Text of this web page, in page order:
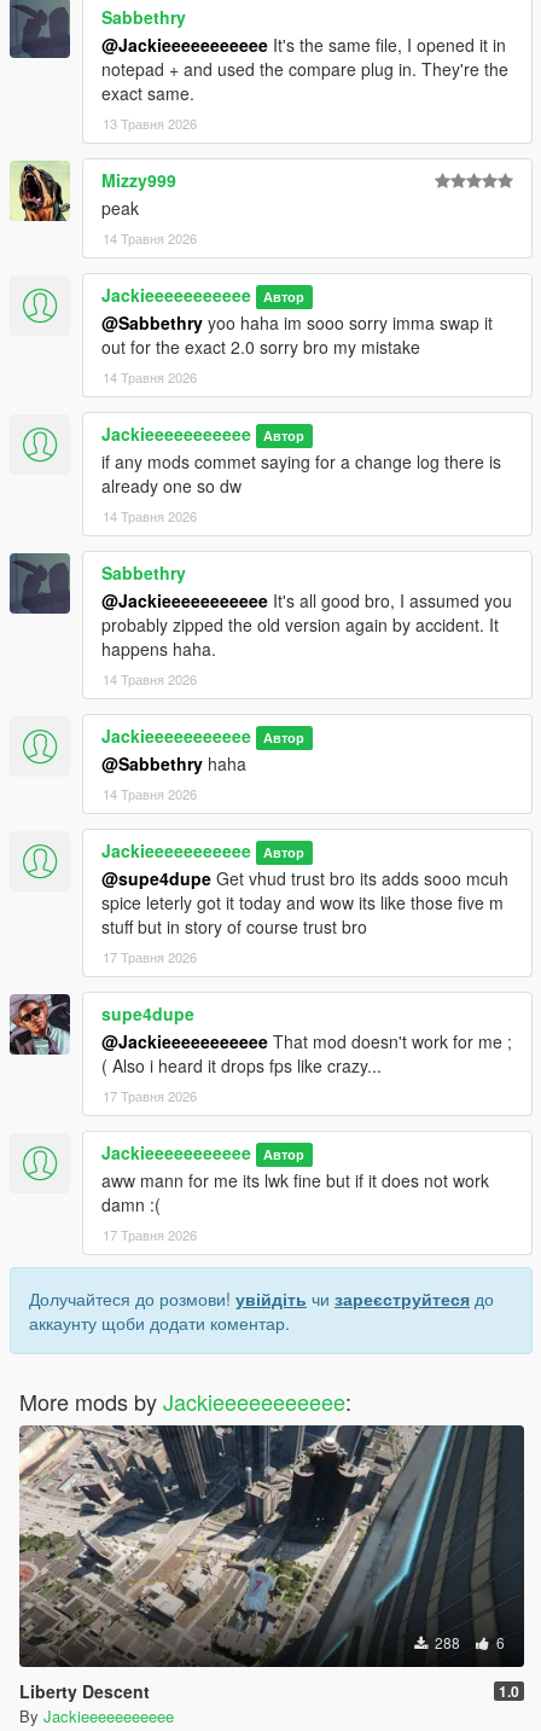
Sabbethry
@Jackieeeeeeeeeee It's the same file, I opened it in
notepad + and used the compare plug in. They're the
exact same.
13 Травня 2026
Mizzy999
peak
14 Травня 2026
Jackieeeeeeeeeee Автор
@Sabbethry yoo haha im sooo sorry imma swap it
out for the exact 2.0 sorry bro my mistake
14 Травня 2026
Jackieeeeeeeeeee Автор
if any mods commet saying for a change log there is
already one so dw
14 Травня 2026
Sabbethry
@Jackieeeeeeeeeee It's all good bro, I assumed you
probably zipped the old version again by accident. It
happens haha.
14 Травня 2026
Jackieeeeeeeeeee Автор
@Sabbethry haha
14 Травня 2026
Jackieeeeeeeeeee Автор
@supe4dupe Get vhud trust bro its adds sooo mcuh
spice leterly got it today and wow its like those five m
stuff but in story of course trust bro
17 Травня 2026
supe4dupe
@Jackieeeeeeeeeee That mod doesn't work for me ;
( Also i heard it drops fps like crazy...
17 Травня 2026
Jackieeeeeeeeeee Автор
aww mann for me its lwk fine but if it does not work
damn :(
17 Травня 2026
Долучайтеся до розмови! увійдіть чи зареєструйтеся до
аккаунту щоби додати коментар.
More mods byJackieeeeeeeeeee:
288 6
Liberty Descent 1.0
By Jackieeeeeeeeeee